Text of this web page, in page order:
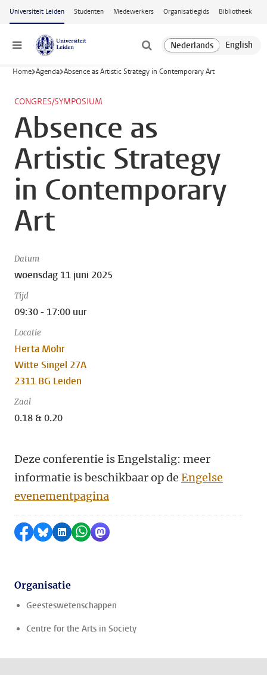
Ga naar hoofdinhoud
Universiteit Leiden Studenten Medewerkers Organisatiegids Bibliotheek
Menu
Home Agenda Absence as Artistic Strategy in Contemporary Art
CONGRES/SYMPOSIUM
Absence as
Artistic Strategy
in Contemporary
Art
Datum
woensdag 11 juni 2025
Tijd
09:30 - 17:00 uur
Locatie
Herta Mohr
Witte Singel 27A
2311 BG Leiden
Zaal
0.18 & 0.20
Deze conferentie is Engelstalig: meer
informatie is beschikbaar op de Engelse
evenementpagina
Delen op Facebook
Delen via Bluesky
Delen op LinkedIn
Delen via WhatsApp
Delen via Mastodon
Organisatie
Geesteswetenschappen
Centre for the Arts in Society